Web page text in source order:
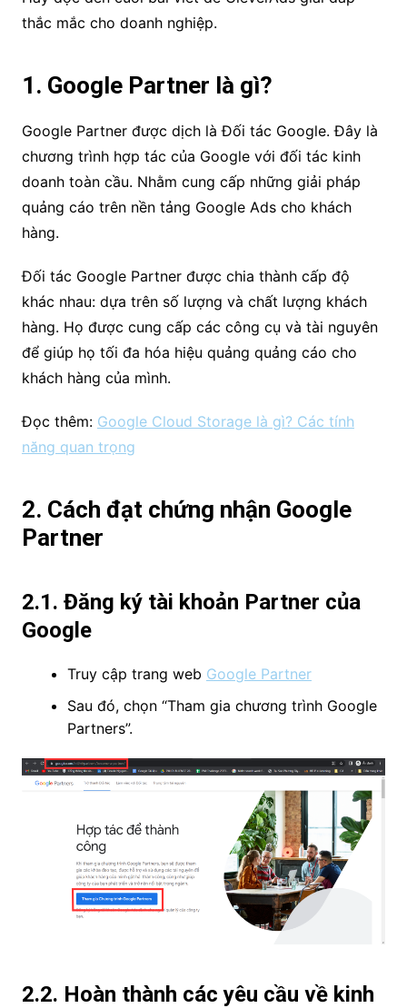
thắc mắc cho doanh nghiệp.
1. Google Partner là gì?
Google Partner được dịch là Đối tác Google. Đây là
chương trình hợp tác của Google với đối tác kinh
doanh toàn cầu. Nhằm cung cấp những giải pháp
quảng cáo trên nền tảng Google Ads cho khách
hàng.
Đối tác Google Partner được chia thành cấp độ
khác nhau: dựa trên số lượng và chất lượng khách
hàng. Họ được cung cấp các công cụ và tài nguyên
để giúp họ tối đa hóa hiệu quảng quảng cáo cho
khách hàng của mình.
Đọc thêm: Google Cloud Storage là gì? Các tính
năng quan trọng
2. Cách đạt chứng nhận Google
Partner
2.1. Đăng ký tài khoản Partner của
Google
Truy cập trang web Google Partner
Sau đó, chọn “Tham gia chương trình Google
Partners”.
2.2. Hoàn thành các yêu cầu về kinh